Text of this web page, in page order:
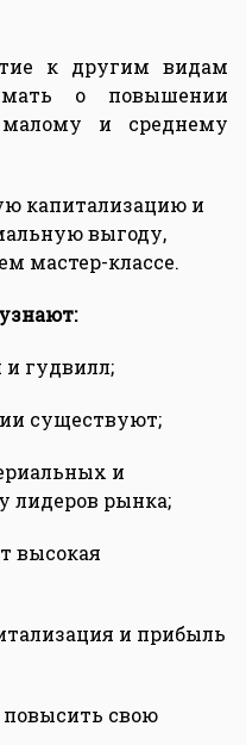
к другим видам
о повышении
малому и среднему
капитализацию и
выгоду,
мастер-классе.
и гудвилл;
существуют;
и
лидеров рынка;
высокая
и прибыль
свою